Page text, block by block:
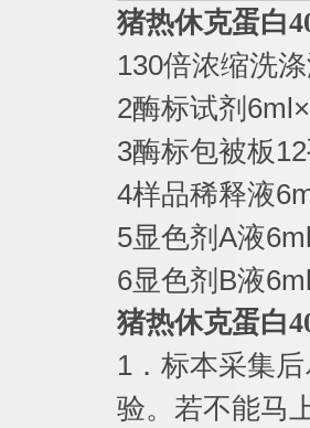
猪热休克蛋白
130倍浓缩洗
2酶标试剂
3酶标包被板12
4样品稀释液
5显色剂 A液
6显色剂 B液
猪热休克蛋白
1 ．标本采集
验。若不能马